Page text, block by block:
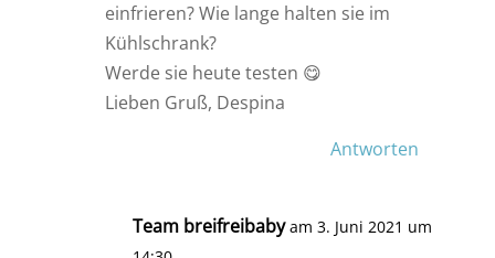
einfrieren? Wie lange halten sie im
Kühlschrank?
Werde sie heute testen 😋
Lieben Gruß, Despina
Antworten
Team breifreibaby am 3. Juni 2021 um